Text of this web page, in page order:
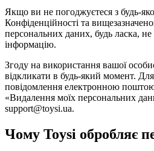
Якщо ви не погоджуєтеся з будь-
Конфіденційності та
персональних даних, будь ласка,
інформацію.
Згоду на використання вашої
відкликати в будь-який момент.
повідомлення електронною
«Видалення моїх персональних
support@toysi.ua.
Чому Toysi обробляє